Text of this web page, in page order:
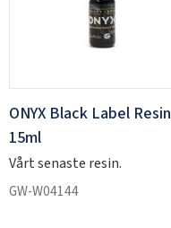
ONYX Black Label Resin
15ml
Vårt senaste resin.
GW-W04144